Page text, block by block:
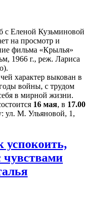
с Еленой Кузьминовой
на просмотр и
фильма «Крылья»
1966 г., реж. Лариса
характер выкован в
войны, с трудом
в мирной жизни.
16 мая, в 17.00
ул. М. Ульяновой, 1,
успокоить,
чувствами